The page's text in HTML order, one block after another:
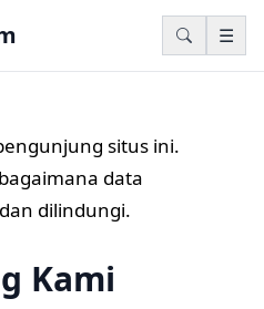
☰
situs ini.
data
dilindungi.
Kami